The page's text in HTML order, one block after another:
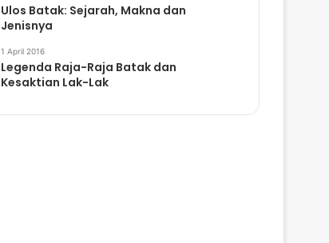
Ulos Batak: Sejarah, Makna dan
Jenisnya
1 April 2016
Legenda Raja-Raja Batak dan
Kesaktian Lak-Lak